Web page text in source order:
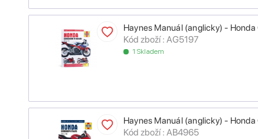
Haynes Manuál (anglicky) - Honda
Kód zboží : AG5197
1 Skladem
Haynes Manuál (anglicky) -
Kód zboží : AB4965